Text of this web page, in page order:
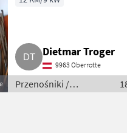
Dietmar Troger
9963 Oberrotte
Przenośniki /
Przenośniki